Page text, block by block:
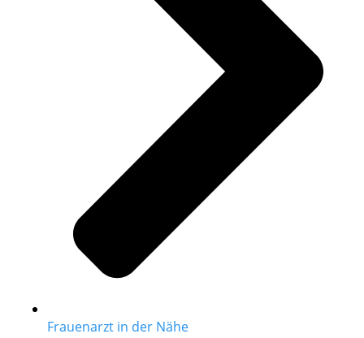
Frauenarzt in der Nähe